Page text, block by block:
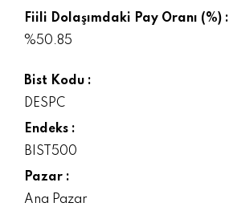
Fiili Dolaşımdaki Pay Oranı (%) :
%50.85
Bist Kodu :
DESPC
Endeks :
BIST500
Pazar :
Ana Pazar